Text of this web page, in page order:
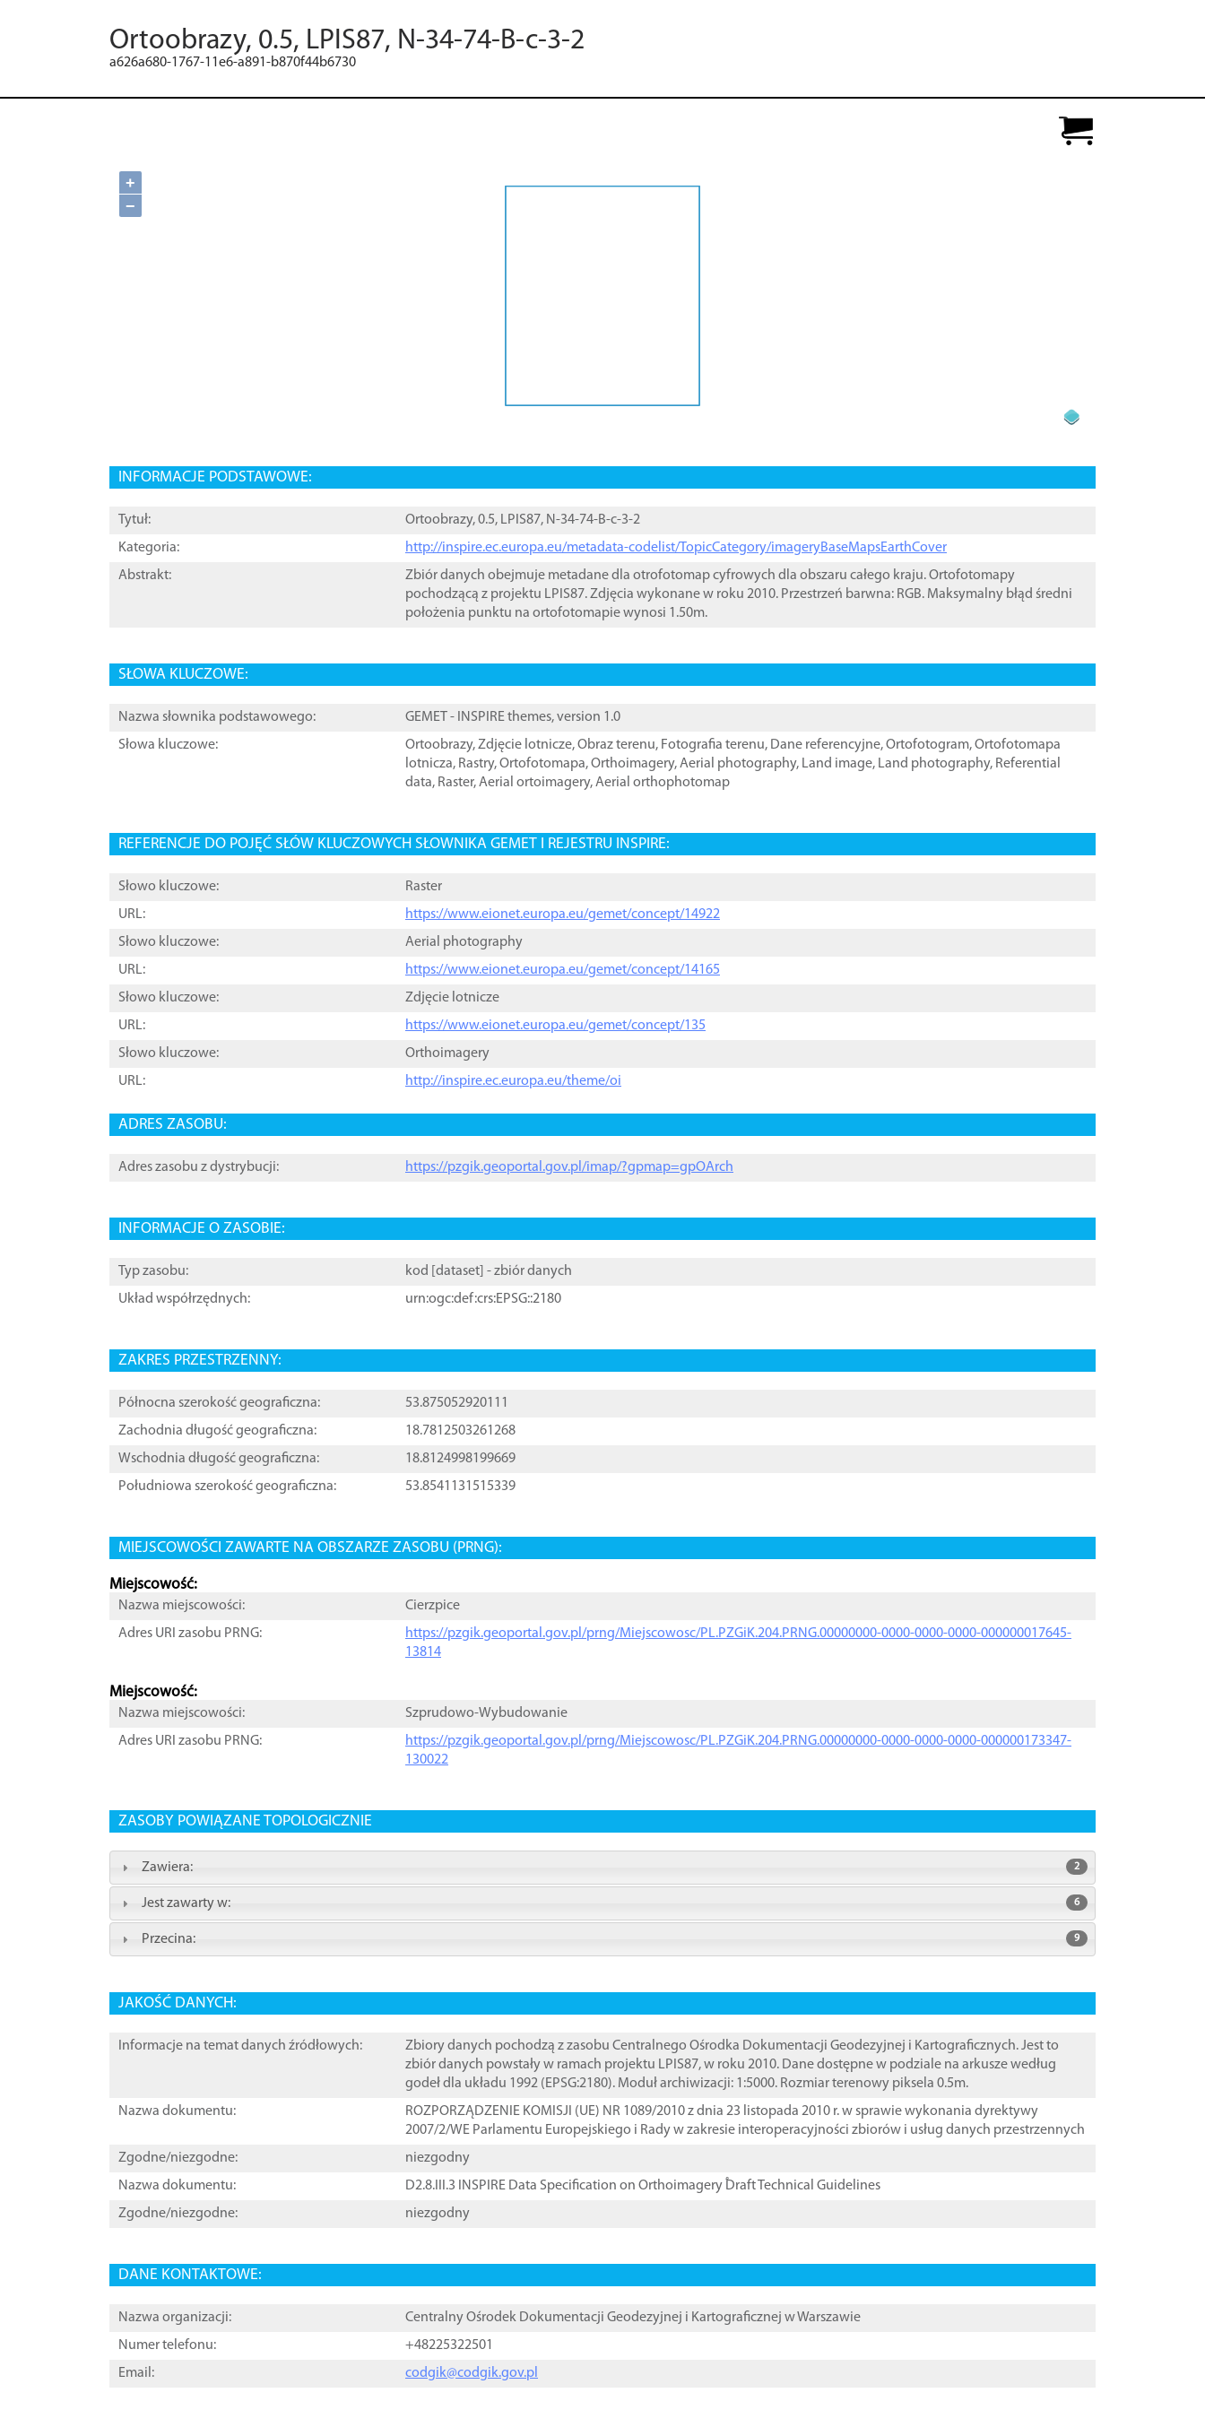
Ortoobrazy, 0.5, LPIS87, N-34-74-B-c-3-2
a626a680-1767-11e6-a891-b870f44b6730
+
−
INFORMACJE PODSTAWOWE:
Tytuł:
Ortoobrazy, 0.5, LPIS87, N-34-74-B-c-3-2
Kategoria:
http://inspire.ec.europa.eu/metadata-codelist/TopicCategory/imageryBaseMapsEarthCover
Abstrakt:
Zbiór danych obejmuje metadane dla otrofotomap cyfrowych dla obszaru całego kraju. Ortofotomapy
pochodzącą z projektu LPIS87. Zdjęcia wykonane w roku 2010. Przestrzeń barwna: RGB. Maksymalny błąd średni
położenia punktu na ortofotomapie wynosi 1.50m.
SŁOWA KLUCZOWE:
Nazwa słownika podstawowego:
GEMET - INSPIRE themes, version 1.0
Słowa kluczowe:
Ortoobrazy,Zdjęcie lotnicze,Obraz terenu, Fotografia terenu, Dane referencyjne,Ortofotogram,Ortofotomapa
lotnicza, Rastry,Ortofotomapa,Orthoimagery,Aerial photography, Land image, Land photography, Referential
data, Raster,Aerial ortoimagery,Aerial orthophotomap
REFERENCJE DO POJĘĆ SŁÓW KLUCZOWYCH SŁOWNIKA GEMET I REJESTRU INSPIRE:
Słowo kluczowe:
Raster
URL:
https://www.eionet.europa.eu/gemet/concept/14922
Słowo kluczowe:
Aerial photography
URL:
https://www.eionet.europa.eu/gemet/concept/14165
Słowo kluczowe:
Zdjęcie lotnicze
URL:
https://www.eionet.europa.eu/gemet/concept/135
Słowo kluczowe:
Orthoimagery
URL:
http://inspire.ec.europa.eu/theme/oi
ADRES ZASOBU:
Adres zasobu z dystrybucji: https://pzgik.geoportal.gov.pl/imap/?gpmap=gpOArch
INFORMACJE O ZASOBIE:
Typ zasobu: kod [ dataset ] - zbiór danych
Układ współrzędnych:
urn:ogc:def:crs:EPSG::2180
ZAKRES PRZESTRZENNY:
Północna szerokość geograficzna:
53.875052920111
Zachodnia długość geograficzna:
18.7812503261268
Wschodnia długość geograficzna:
18.8124998199669
Południowa szerokość geograficzna:
53.8541131515339
MIEJSCOWOŚCI ZAWARTE NA OBSZARZE ZASOBU (PRNG):
Miejscowość:
Nazwa miejscowości:
Cierzpice
Adres URI zasobu PRNG:
https://pzgik.geoportal.gov.pl/prng/Miejscowosc/PL.PZGiK.204.PRNG.00000000-0000-0000-0000-000000017645-
13814
Miejscowość:
Nazwa miejscowości:
Szprudowo-Wybudowanie
Adres URI zasobu PRNG:
https://pzgik.geoportal.gov.pl/prng/Miejscowosc/PL.PZGiK.204.PRNG.00000000-0000-0000-0000-000000173347-
130022
ZASOBY POWIĄZANE TOPOLOGICZNIE
Zawiera: 2
Jest zawarty w: 6
Przecina: 9
JAKOŚĆ DANYCH:
Informacje na temat danych źródłowych:
Zbiory danych pochodzą z zasobu Centralnego Ośrodka Dokumentacji Geodezyjnej i Kartograficznych. Jest to
zbiór danych powstały w ramach projektu LPIS87, w roku 2010. Dane dostępne w podziale na arkusze według
godeł dla układu 1992 (EPSG:2180). Moduł archiwizacji: 1:5000. Rozmiar terenowy piksela 0.5m.
Nazwa dokumentu:
ROZPORZĄDZENIE KOMISJI (UE) NR 1089/2010 z dnia 23 listopada 2010 r. w sprawie wykonania dyrektywy
2007/2/WE Parlamentu Europejskiego i Rady w zakresie interoperacyjności zbiorów i usług danych przestrzennych
Zgodne/niezgodne:
niezgodny
Nazwa dokumentu:
D2.8.III.3 INSPIRE Data Specification on Orthoimagery ֠Draft Technical Guidelines
Zgodne/niezgodne:
niezgodny
DANE KONTAKTOWE:
Nazwa organizacji:
Centralny Ośrodek Dokumentacji Geodezyjnej i Kartograficznej w Warszawie
Numer telefonu:
+48225322501
Email:
codgik@codgik.gov.pl